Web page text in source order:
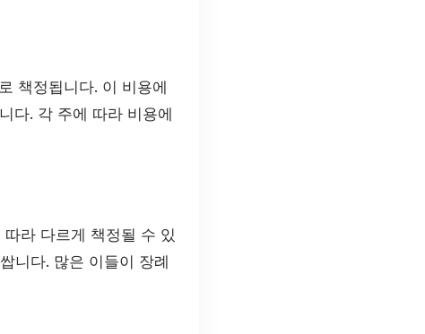
책정됩니다. 이 비용에
다. 각 주에 따라 비용에
라 다르게 책정될 수 있
니다. 많은 이들이 장례